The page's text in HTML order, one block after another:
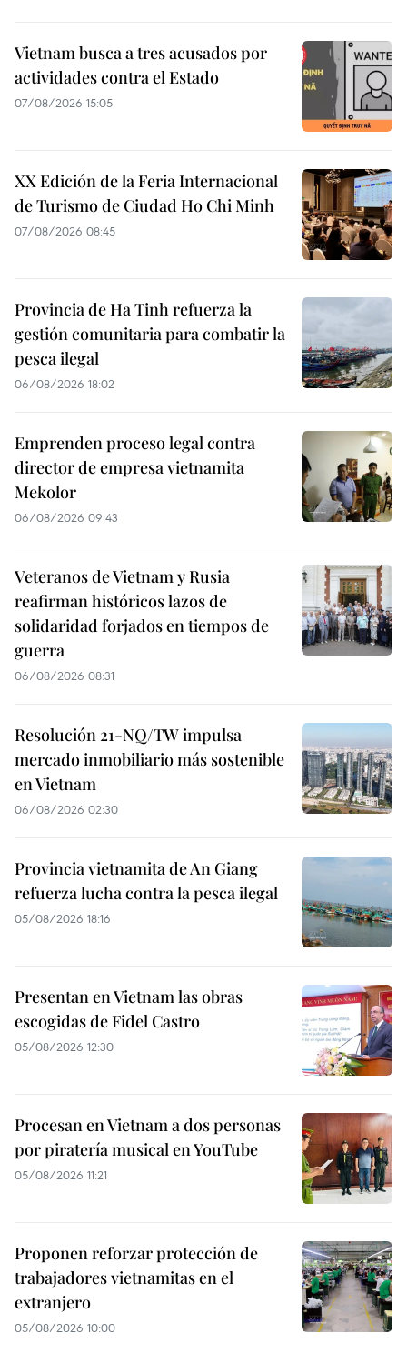
Vietnam busca a tres acusados por
actividades contra el Estado
07/08/2026 15:05
XX Edición de la Feria Internacional
de Turismo de Ciudad Ho Chi Minh
07/08/2026 08:45
Provincia de Ha Tinh refuerza la
gestión comunitaria para combatir la
pesca ilegal
06/08/2026 18:02
Emprenden proceso legal contra
director de empresa vietnamita
Mekolor
06/08/2026 09:43
Veteranos de Vietnam y Rusia
reafirman históricos lazos de
solidaridad forjados en tiempos de
guerra
06/08/2026 08:31
Resolución 21-NQ/TW impulsa
mercado inmobiliario más sostenible
en Vietnam
06/08/2026 02:30
Provincia vietnamita de An Giang
refuerza lucha contra la pesca ilegal
05/08/2026 18:16
Presentan en Vietnam las obras
escogidas de Fidel Castro
05/08/2026 12:30
Procesan en Vietnam a dos personas
por piratería musical en YouTube
05/08/2026 11:21
Proponen reforzar protección de
trabajadores vietnamitas en el
extranjero
05/08/2026 10:00